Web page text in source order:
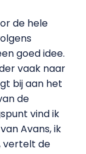
de hele
goed idee.
vaak naar
bij aan het
de
vind ik
Avans, ik
vertelt de